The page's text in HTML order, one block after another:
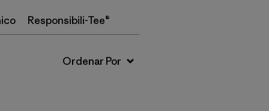
Responsibili-Tee®